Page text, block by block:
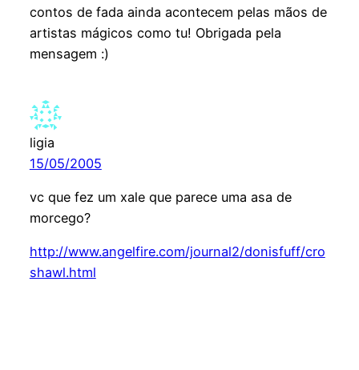
contos de fada ainda acontecem pelas mãos de
artistas mágicos como tu! Obrigada pela
mensagem :)
ligia
15/05/2005
vc que fez um xale que parece uma asa de
morcego?
http://www.angelfire.com/journal2/donisfuff/cro
shawl.html